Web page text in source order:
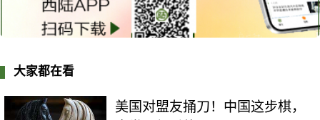
大家都在看
美国对盟友捅刀！中国这步棋，